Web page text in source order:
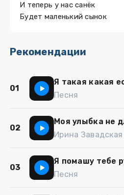
И теперь у нас санёк
Будет маленький сынок
Рекомендации
01
Песня
02
Моя улыбка не
Ирина
03
Я помашу тебе
Песня